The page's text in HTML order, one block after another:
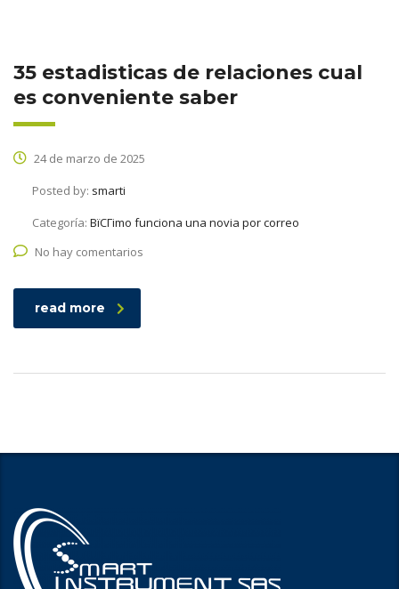
35 estadisticas de relaciones cual
es conveniente saber
24 de marzo de 2025
Posted by: smarti
Categoría: ВїCГіmo funciona una novia por correo
No hay comentarios
read more